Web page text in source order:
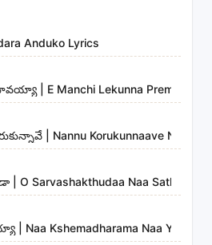
Anduko Lyrics
| E Manchi Lekunna
| Nannu Korukunnaave Nannu
| O Sarvashakthudaa Naa
Kshemadharama Naa Yesayya